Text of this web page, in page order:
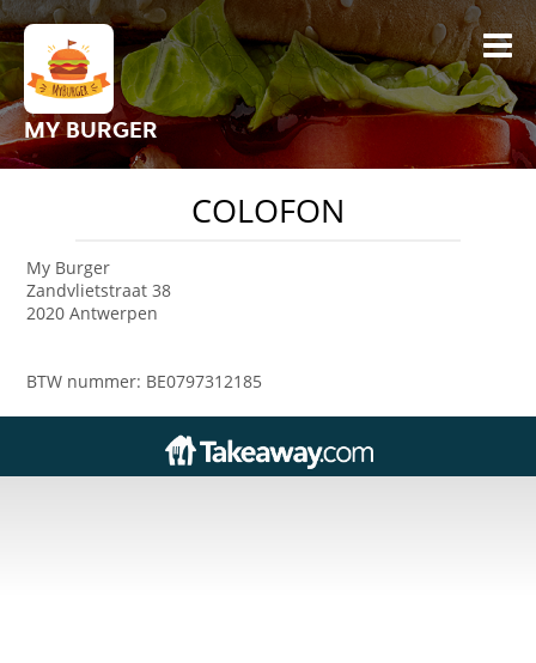
MY BURGER
COLOFON
My Burger
Zandvlietstraat 38
2020 Antwerpen
BTW nummer: BE0797312185